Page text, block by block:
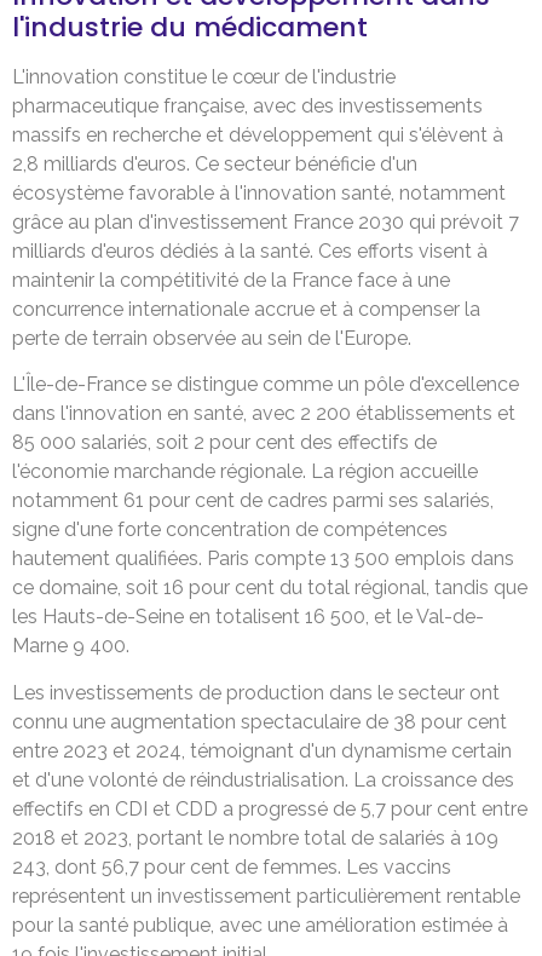
l'industrie du médicament
L'innovation constitue le cœur de l'industrie
pharmaceutique française, avec des investissements
massifs en recherche et développement qui s'élèvent à
2,8 milliards d'euros. Ce secteur bénéficie d'un
écosystème favorable à l'innovation santé, notamment
grâce au plan d'investissement France 2030 qui prévoit 7
milliards d'euros dédiés à la santé. Ces efforts visent à
maintenir la compétitivité de la France face à une
concurrence internationale accrue et à compenser la
perte de terrain observée au sein de l'Europe.
L'Île-de-France se distingue comme un pôle d'excellence
dans l'innovation en santé, avec 2 200 établissements et
85 000 salariés, soit 2 pour cent des effectifs de
l'économie marchande régionale. La région accueille
notamment 61 pour cent de cadres parmi ses salariés,
signe d'une forte concentration de compétences
hautement qualifiées. Paris compte 13 500 emplois dans
ce domaine, soit 16 pour cent du total régional, tandis que
les Hauts-de-Seine en totalisent 16 500, et le Val-de-
Marne 9 400.
Les investissements de production dans le secteur ont
connu une augmentation spectaculaire de 38 pour cent
entre 2023 et 2024, témoignant d'un dynamisme certain
et d'une volonté de réindustrialisation. La croissance des
effectifs en CDI et CDD a progressé de 5,7 pour cent entre
2018 et 2023, portant le nombre total de salariés à 109
243, dont 56,7 pour cent de femmes. Les vaccins
représentent un investissement particulièrement rentable
pour la santé publique, avec une amélioration estimée à